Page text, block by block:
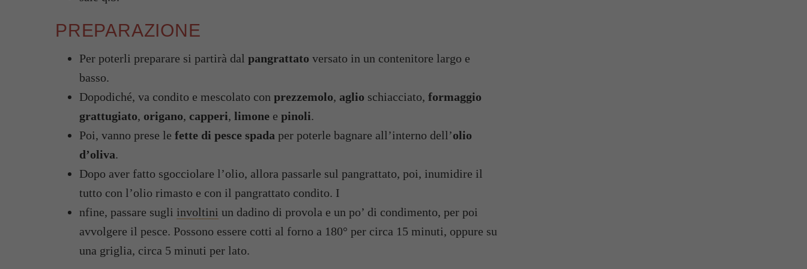
PREPARAZIONE
Per poterli preparare si partirà dal pangrattato versato in un contenitore largo e
basso.
Dopodiché, va condito e mescolato con prezzemolo, aglio schiacciato, formaggio
grattugiato, origano, capperi, limone e pinoli.
Poi, vanno prese le fette di pesce spada per poterle bagnare all’interno dell’olio
d’oliva.
Dopo aver fatto sgocciolare l’olio, allora passarle sul pangrattato, poi, inumidire il
tutto con l’olio rimasto e con il pangrattato condito. I
nfine, passare sugli involtini un dadino di provola e un po’ di condimento, per poi
avvolgere il pesce. Possono essere cotti al forno a 180° per circa 15 minuti, oppure su
una griglia, circa 5 minuti per lato.